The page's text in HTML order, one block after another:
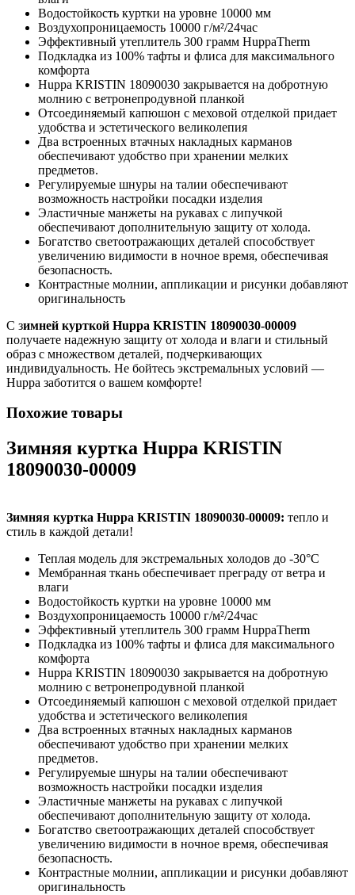
Водостойкость куртки на уровне 10000 мм
Воздухопроницаемость 10000 г/м²/24час
Эффективный утеплитель 300 грамм HuppaTherm
Подкладка из 100% тафты и флиса для максимального
комфорта
Huppa KRISTIN 18090030 закрывается на добротную
молнию с ветронепродувной планкой
Отсоединяемый капюшон с меховой отделкой придает
удобства и эстетического великолепия
Два встроенных втачных накладных карманов
обеспечивают удобство при хранении мелких
предметов.
Регулируемые шнуры на талии обеспечивают
возможность настройки посадки изделия
Эластичные манжеты на рукавах с липучкой
обеспечивают дополнительную защиту от холода.
Богатство светоотражающих деталей способствует
увеличению видимости в ночное время, обеспечивая
безопасность.
Контрастные молнии, аппликации и рисунки добавляют
оригинальность
С зимней курткой Huppa KRISTIN 18090030-00009
получаете надежную защиту от холода и влаги и стильный
образ с множеством деталей, подчеркивающих
индивидуальность. Не бойтесь экстремальных условий —
Huppa заботится о вашем комфорте!
Похожие товары
Зимняя куртка Huppa KRISTIN
18090030-00009
Зимняя куртка Huppa KRISTIN 18090030-00009: тепло и
стиль в каждой детали!
Теплая модель для экстремальных холодов до -30°C
Мембранная ткань обеспечивает преграду от ветра и
влаги
Водостойкость куртки на уровне 10000 мм
Воздухопроницаемость 10000 г/м²/24час
Эффективный утеплитель 300 грамм HuppaTherm
Подкладка из 100% тафты и флиса для максимального
комфорта
Huppa KRISTIN 18090030 закрывается на добротную
молнию с ветронепродувной планкой
Отсоединяемый капюшон с меховой отделкой придает
удобства и эстетического великолепия
Два встроенных втачных накладных карманов
обеспечивают удобство при хранении мелких
предметов.
Регулируемые шнуры на талии обеспечивают
возможность настройки посадки изделия
Эластичные манжеты на рукавах с липучкой
обеспечивают дополнительную защиту от холода.
Богатство светоотражающих деталей способствует
увеличению видимости в ночное время, обеспечивая
безопасность.
Контрастные молнии, аппликации и рисунки добавляют
оригинальность